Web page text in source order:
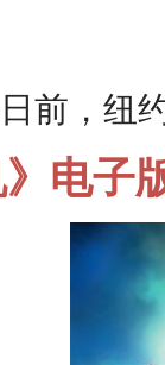
前，纽
》电子